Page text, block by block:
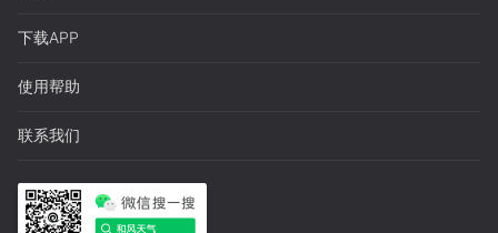
下载APP
使用帮助
联系我们